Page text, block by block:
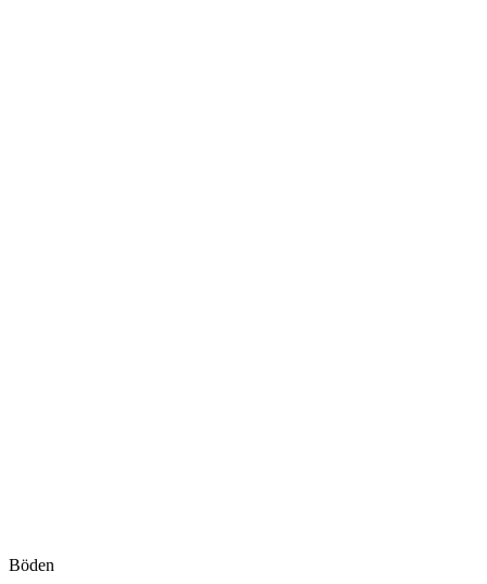
Böden